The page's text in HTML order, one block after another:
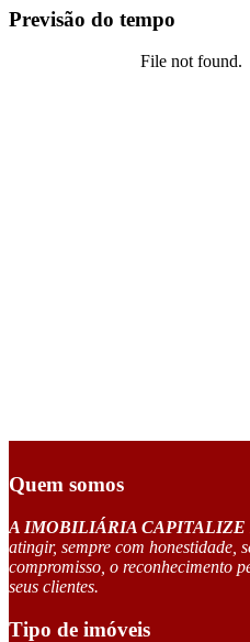
Previsão do tempo
Quem somos
A IMOBILIÁRIA CAPITALIZE
atingir, sempre com honestidade,
compromisso, o reconhecimento
seus clientes.
Tipo de imóveis